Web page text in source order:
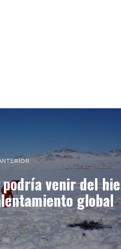
venir del
global